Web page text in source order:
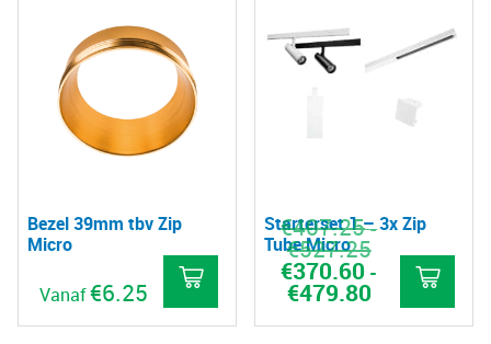
Bezel 39mm tbv Zip
Micro
Vanaf€6.25
Dit
Starterset 1 – 3x Zip
Tube Micro
€407.25-
€527.25Prijsklasse:
€407.25
tot
€527.25
Oorspronkelijke
prijs
was:
€407.25
€370.60 -
€479.80Prijsklasse:
€370.60
tot
Huidige
is:
€370.60